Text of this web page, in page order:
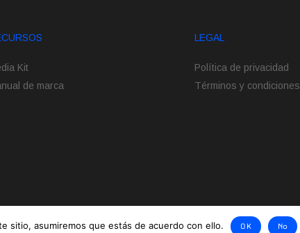
Kit
de marca
LEGAL
Política de privacidad
Términos y condiciones
sitio, asumiremos que estás de acuerdo con ello. OK No